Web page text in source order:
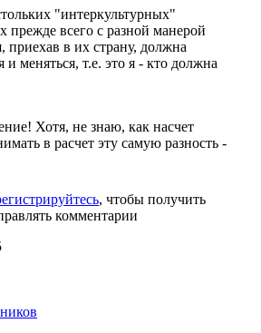
"интеркультурных"
прежде всего с разной манерой
приехав в их страну, должна
и меняться, т.е. это я - кто должна
Хотя, не знаю, как насчет
в расчет эту самую разность -
, чтобы получить
комментарии